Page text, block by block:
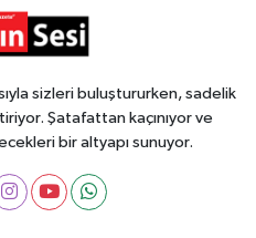
sizleri buluştururken, sadelik
Şatafattan kaçınıyor ve
bir altyapı sunuyor.